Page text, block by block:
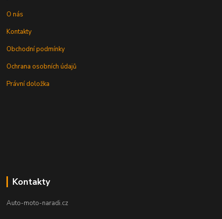
O nás
Kontakty
Obchodní podmínky
Ochrana osobních údajů
Právní doložka
Kontakty
Auto-moto-naradi.cz